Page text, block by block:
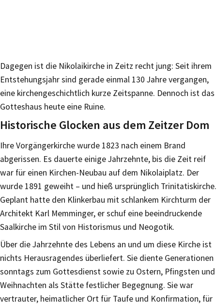
Dagegen ist die Nikolaikirche in Zeitz recht jung: Seit ihrem
Entstehungsjahr sind gerade einmal 130 Jahre vergangen,
eine kirchengeschichtlich kurze Zeitspanne. Dennoch ist das
Gotteshaus heute eine Ruine.
Historische Glocken aus dem Zeitzer Dom
Ihre Vorgängerkirche wurde 1823 nach einem Brand
abgerissen. Es dauerte einige Jahrzehnte, bis die Zeit reif
war für einen Kirchen-Neubau auf dem Nikolaiplatz. Der
wurde 1891 geweiht – und hieß ursprünglich Trinitatiskirche.
Geplant hatte den Klinkerbau mit schlankem Kirchturm der
Architekt Karl Memminger, er schuf eine beeindruckende
Saalkirche im Stil von Historismus und Neogotik.
Über die Jahrzehnte des Lebens an und um diese Kirche ist
nichts Herausragendes überliefert. Sie diente Generationen
sonntags zum Gottesdienst sowie zu Ostern, Pfingsten und
Weihnachten als Stätte festlicher Begegnung. Sie war
vertrauter, heimatlicher Ort für Taufe und Konfirmation, für